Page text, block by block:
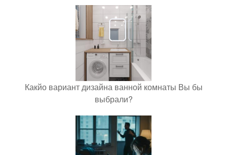
Какйо вариант дизайна ванной комнаты Вы бы
выбрали?